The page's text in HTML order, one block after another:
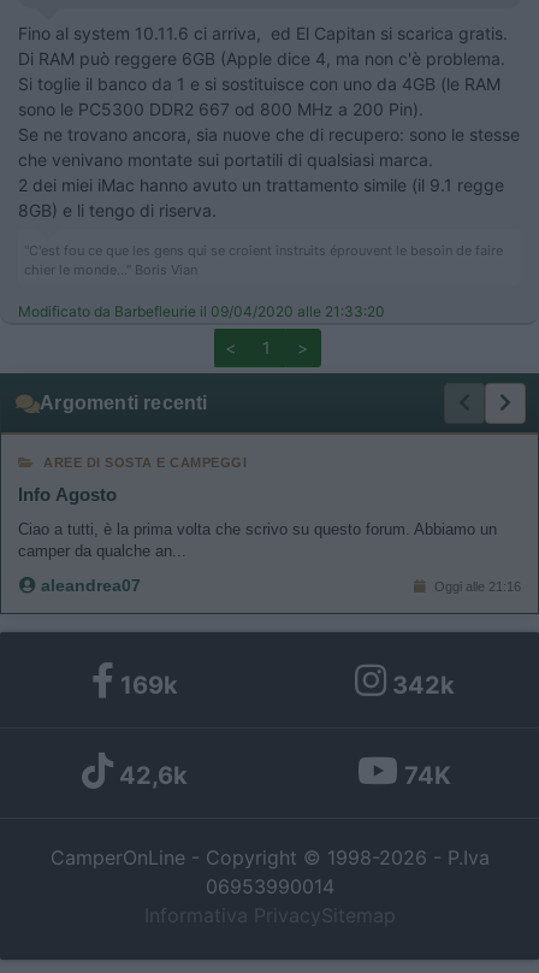
Fino al system 10.11.6 ci arriva, ed El Capitan si scarica gratis.
Di RAM può reggere 6GB (Apple dice 4, ma non c'è problema.
Si toglie il banco da 1 e si sostituisce con uno da 4GB (le RAM
sono le PC5300 DDR2 667 od 800 MHz a 200 Pin).
Se ne trovano ancora, sia nuove che di recupero: sono le stesse
che venivano montate sui portatili di qualsiasi marca.
2 dei miei iMac hanno avuto un trattamento simile (il 9.1 regge
8GB) e li tengo di riserva.
"C'est fou ce que les gens qui se croient instruits éprouvent le besoin de faire
chier le monde..." Boris Vian
Modificato da Barbefleurie il 09/04/2020 alle 21:33:20
< 1 >
Argomenti recenti
AREE DI SOSTA E CAMPEGGI
Info Agosto
Ciao a tutti, è la prima volta che scrivo su questo forum. Abbiamo un
camper da qualche an...
aleandrea07 Oggi alle 21:16
169k 342k
42,6k 74K
CamperOnLine - Copyright © 1998-2026 - P.Iva
06953990014
Informativa Privacy Sitemap